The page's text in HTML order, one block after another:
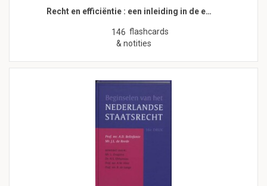
Recht en efficiëntie : een inleiding in de e…
146 flashcards
& notities